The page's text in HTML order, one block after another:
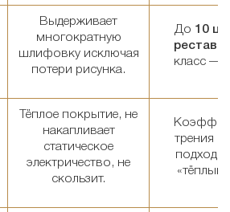
Выдерживает
многократную
шлифовку исключая
потери рисунка.
До 10
класс —
Тёплое покрытие, не
накапливает
статическое
электричество, не
скользит.
трения >
«тёплый